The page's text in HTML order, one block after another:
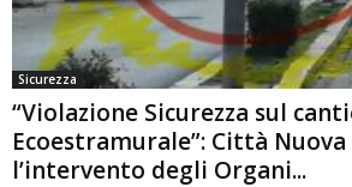
Sicurezza
“Violazione Sicurezza sul
Ecoestramurale”: Città
l’intervento degli Organi...